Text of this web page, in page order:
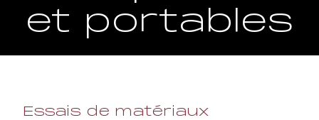
et portables
Essais de matériaux